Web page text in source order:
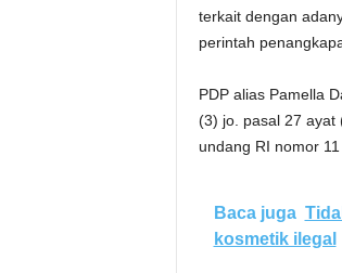
terkait dengan
perintah
PDP alias Pamella
(3) jo. pasal 27 ayat
undang RI nomor
Baca juga
kosmetik ilegal